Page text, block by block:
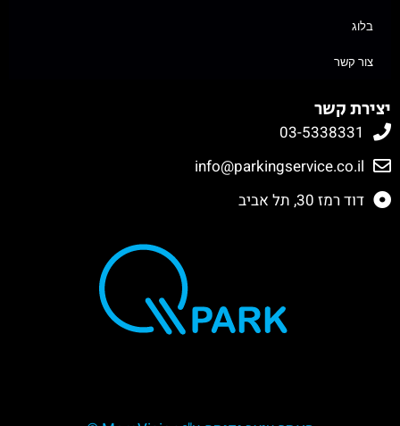
בלוג
צור קשר
יצירת קשר
03-5338331
info@parkingservice.co.il
דוד רמז 30, תל אביב